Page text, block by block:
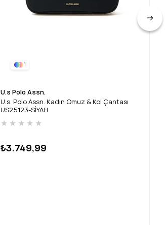
1
U.s Polo Assn.
U.s. Polo Assn. Kadın Omuz & Kol Çantası
US25123-SİYAH
★ ★ ★ ★ ★
₺3.749,99